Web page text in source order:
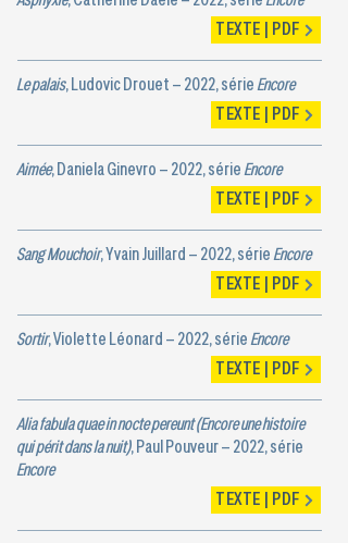
TEXTE | PDF
Le palais, Ludovic Drouet – 2022, sérieEncore
TEXTE | PDF
Aimée, Daniela Ginevro – 2022, sérieEncore
TEXTE | PDF
Sang Mouchoir, Yvain Juillard – 2022, sérieEncore
TEXTE | PDF
Sortir, Violette Léonard – 2022, sérieEncore
TEXTE | PDF
Alia fabula quae in nocte pereunt (Encore une histoire
qui périt dans la nuit), Paul Pouveur – 2022, série
Encore
TEXTE | PDF